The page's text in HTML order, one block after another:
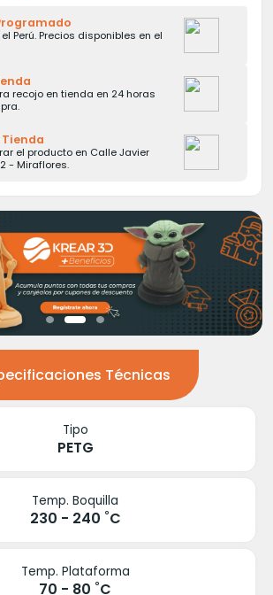
Perú. Precios disponibles en el
recojo en tienda en 24 horas
el producto en Calle Javier
- Miraflores.
Técnicas
Tipo
PETG
Temp. Boquilla
230 - 240 ˚C
Temp. Plataforma
70 - 80 ˚C